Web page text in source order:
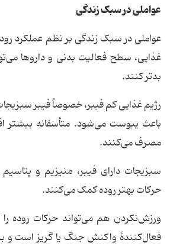
عواملی در سبک زندگی
عواملی در سبک زندگی بر نظم عملکرد
غذایی، سطح فعالیت بدنی و داروها
بدتر کنند.
رژیم غذایی کم فیبر، خصوصاً فیبر
باعث یبوست می‌شود. متأسفانه بیشتر
مصرف می‌کنند.
سبزیجات دارای فیبر، منیزیم و
حرکات بهتر روده کمک می‌کنند.
ورزش‌نکردن هم می‌تواند حرکات روده
فعال‌کنندهٔ واکنش جنگ یا گریز است و